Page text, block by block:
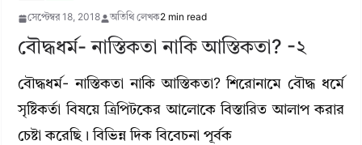
সেপ্টেম্বর 18, 2018 অতিথি লেখক2 min read
বৌদ্ধধর্ম- নাস্তিকতা নাকি আস্তিকতা? -২
বৌদ্ধধর্ম- নাস্তিকতা নাকি আস্তিকতা? শিরোনামে বৌদ্ধ ধর্মে
সৃষ্টিকর্তা বিষয়ে ত্রিপিটকের আলোকে বিস্তারিত আলাপ করার
চেষ্টা করেছি। বিভিন্ন দিক বিবেচনা পূর্বক